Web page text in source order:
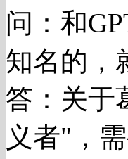
问：和
知名的，
答：关于
义者"，